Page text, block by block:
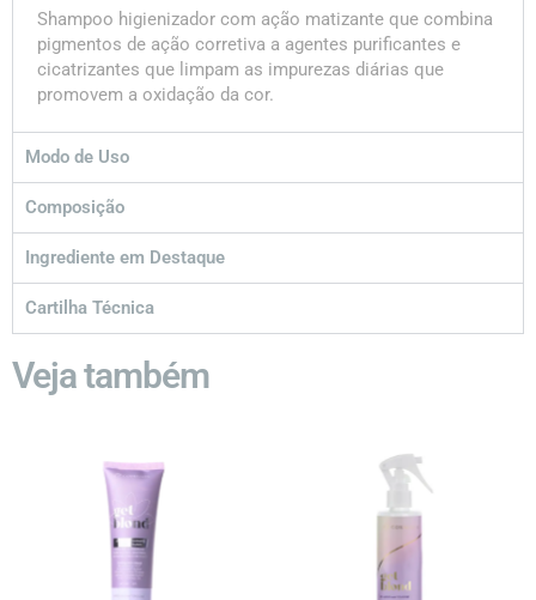
Shampoo higienizador com ação matizante que combina
pigmentos de ação corretiva a agentes purificantes e
cicatrizantes que limpam as impurezas diárias que
promovem a oxidação da cor.
Modo de Uso
Composição
Ingrediente em Destaque
Cartilha Técnica
Veja também